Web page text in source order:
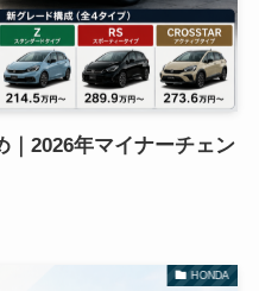
｜2026年マイナーチェン
HONDA